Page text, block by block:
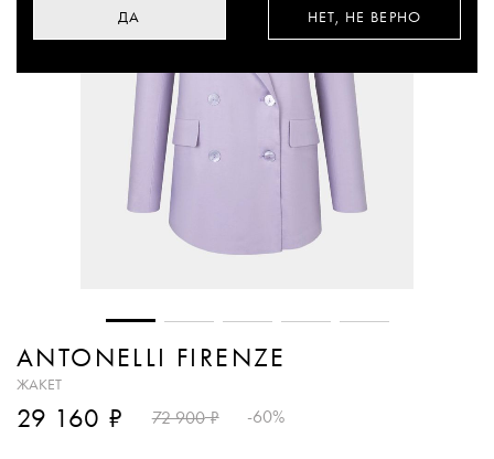
ДА НЕТ, НЕ ВЕРНО
ANTONELLI FIRENZE
ЖАКЕТ
29 160 ₽ 72 900₽ -60%